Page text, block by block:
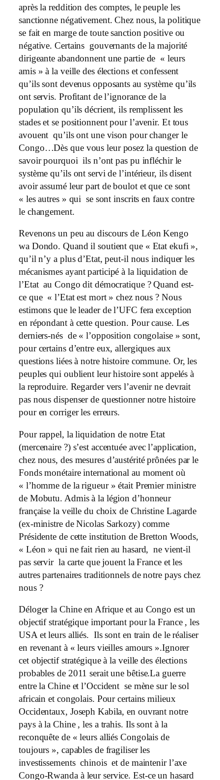
après la reddition des comptes, le peuple les
sanctionne négativement. Chez nous, la politique
se fait en marge de toute sanction positive ou
négative. Certains gouvernants de la majorité
dirigeante abandonnent une partie de « leurs
amis » à la veille des élections et confessent
qu’ils sont devenus opposants au système qu’ils
ont servis. Profitant de l’ignorance de la
population qu’ils décrient, ils remplissent les
stades et se positionnent pour l’avenir. Et tous
avouent qu’ils ont une vison pour changer le
Congo…Dès que vous leur posez la question de
savoir pourquoi ils n’ont pas pu infléchir le
système qu’ils ont servi de l’intérieur, ils disent
avoir assumé leur part de boulot et que ce sont
« les autres » qui se sont inscrits en faux contre
le changement.
Revenons un peu au discours de Léon Kengo
wa Dondo. Quand il soutient que « Etat ekufi »,
qu’il n’y a plus d’Etat, peut-il nous indiquer les
mécanismes ayant participé à la liquidation de
l’Etat au Congo dit démocratique ? Quand est-
ce que « l’Etat est mort » chez nous ? Nous
estimons que le leader de l’UFC fera exception
en répondant à cette question. Pour cause. Les
derniers-nés de « l’opposition congolaise » sont,
pour certains d’entre eux, allergiques aux
questions liées à notre histoire commune. Or, les
peuples qui oublient leur histoire sont appelés à
la reproduire. Regarder vers l’avenir ne devrait
pas nous dispenser de questionner notre histoire
pour en corriger les erreurs.
Pour rappel, la liquidation de notre Etat
(mercenaire ?) s’est accentuée avec l’application,
chez nous, des mesures d’austérité prônées par le
Fonds monétaire international au moment où
« l’homme de la rigueur » était Premier ministre
de Mobutu. Admis à la légion d’honneur
française la veille du choix de Christine Lagarde
(ex-ministre de Nicolas Sarkozy) comme
Présidente de cette institution de Bretton Woods,
« Léon » qui ne fait rien au hasard, ne vient-il
pas servir la carte que jouent la France et les
autres partenaires traditionnels de notre pays chez
nous ?
Déloger la Chine en Afrique et au Congo est un
objectif stratégique important pour la France , les
USA et leurs alliés. Ils sont en train de le réaliser
en revenant à « leurs vieilles amours ».Ignorer
cet objectif stratégique à la veille des élections
probables de 2011 serait une bêtise.La guerre
entre la Chine et l’Occident se mène sur le sol
africain et congolais. Pour certains milieux
Occidentaux, Joseph Kabila, en ouvrant notre
pays à la Chine , les a trahis. Ils sont à la
reconquête de « leurs alliés Congolais de
toujours », capables de fragiliser les
investissements chinois et de maintenir l’axe
Congo-Rwanda à leur service. Est-ce un hasard